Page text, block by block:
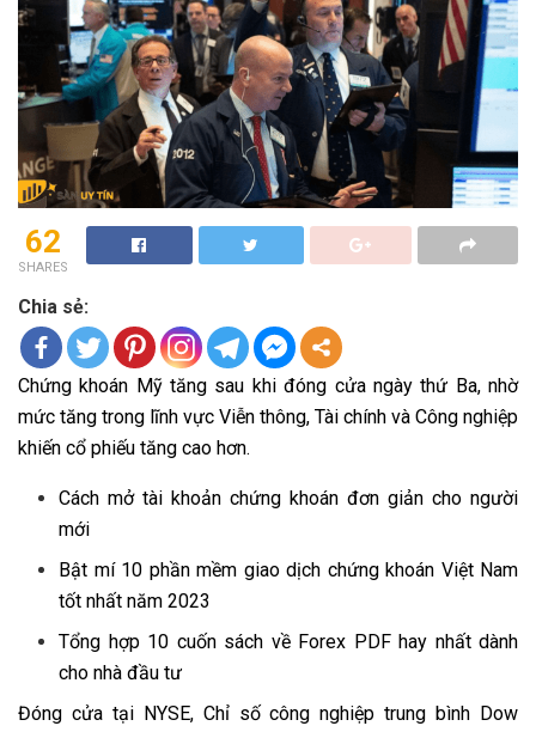
62
SHARES
Chia sẻ:
Chứng khoán Mỹ tăng sau khi đóng cửa ngày thứ Ba, nhờ
mức tăng trong lĩnh vực Viễn thông, Tài chính và Công nghiệp
khiến cổ phiếu tăng cao hơn.
Cách mở tài khoản chứng khoán đơn giản cho người
mới
Bật mí 10 phần mềm giao dịch chứng khoán Việt Nam
tốt nhất năm 2023
Tổng hợp 10 cuốn sách về Forex PDF hay nhất dành
cho nhà đầu tư
Đóng cửa tại NYSE, Chỉ số công nghiệp trung bình Dow